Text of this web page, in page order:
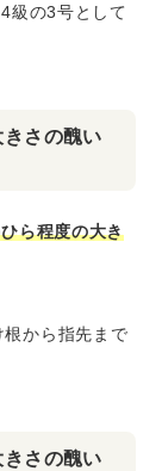
級の3号として
きさの醜い
ら程度の大き
から指先まで
きさの醜い